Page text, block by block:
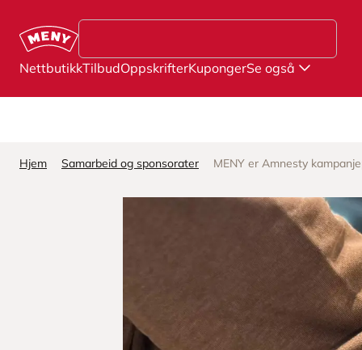
NettbutikkTilbudOppskrifterKupongerSe også
Hjem Samarbeid og sponsorater MENY er Amnesty